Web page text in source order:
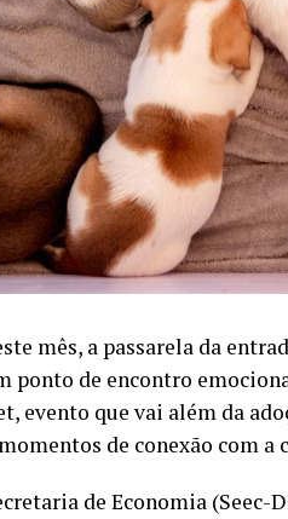
mês, a passarela da
ponto de encontro
evento que vai além da
de conexão com a
de Economia (Seec-